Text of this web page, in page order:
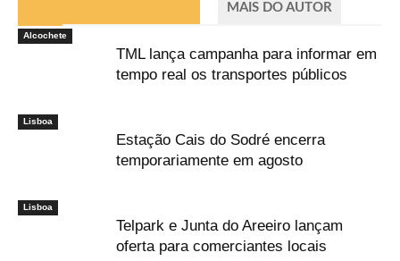
MAIS DO AUTOR
Alcochete
TML lança campanha para informar em
tempo real os transportes públicos
Lisboa
Estação Cais do Sodré encerra
temporariamente em agosto
Lisboa
Telpark e Junta do Areeiro lançam
oferta para comerciantes locais